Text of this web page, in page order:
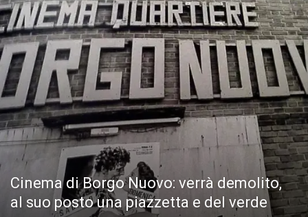
Cinema di Borgo Nuovo: verrà demolito,
al suo posto una piazzetta e del verde